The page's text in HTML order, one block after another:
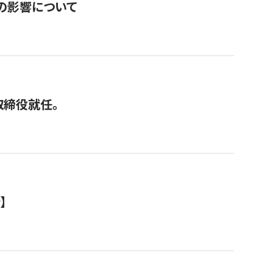
影響について
役就任。